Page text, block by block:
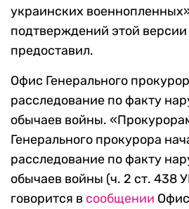
украинских
подтверждений этой
предоставил.
Офис Генерального
расследование по факту
обычаев войны.
Генерального прокурора
расследование по факту
обычаев войны (ч. 2 ст. 438
говорится в сообщении